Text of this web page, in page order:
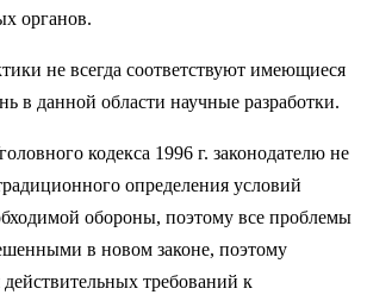
органов.
не всегда соответствуют имеющиеся
в данной области научные разработки.
кодекса 1996 г. законодателю не
определения условий
обороны, поэтому все проблемы
в новом законе, поэтому
требований к